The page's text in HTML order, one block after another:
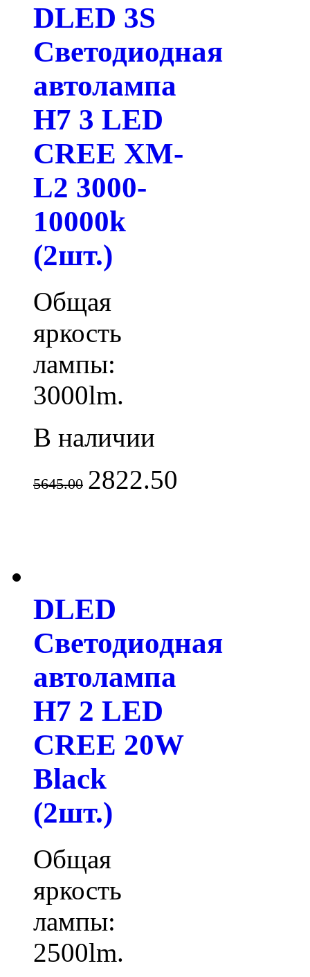
DLED 3S
Светодиодная
автолампа
H7 3 LED
CREE XM-
L2 3000-
10000k
(2шт.)
Общая
яркость
лампы:
3000lm.
В наличии
5645.00 2822.50
DLED
Светодиодная
автолампа
H7 2 LED
CREE 20W
Black
(2шт.)
Общая
яркость
лампы:
2500lm.